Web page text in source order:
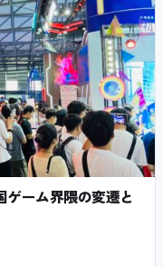
ゲーム界隈の変遷と